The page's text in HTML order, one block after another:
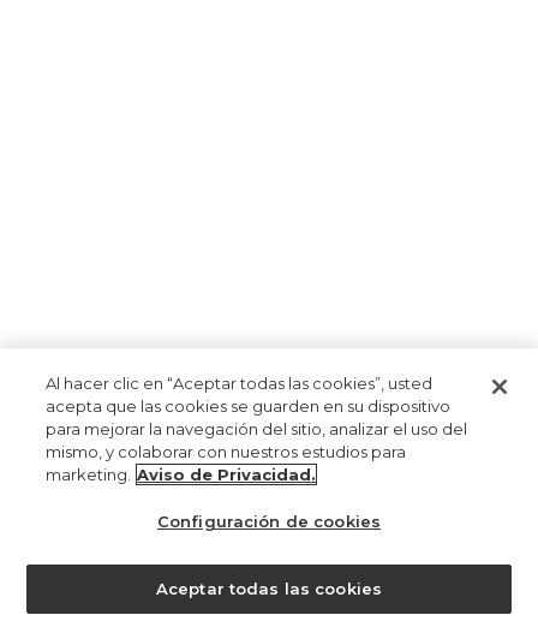
Al hacer clic en “Aceptar todas las cookies”, usted
acepta que las cookies se guarden en su dispositivo
para mejorar la navegación del sitio, analizar el uso del
mismo, y colaborar con nuestros estudios para
marketing. Aviso de Privacidad.
Configuración de cookies
Aceptar todas las cookies